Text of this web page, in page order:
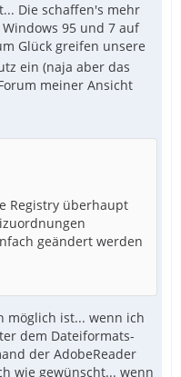
Die schaffen's mehr
95 und 7 auf
Glück greifen unsere
ein (naja aber das
meiner Ansicht
Registry überhaupt
geändert werden
möglich ist... wenn ich
dem Dateiformats-
der AdobeReader
wie gewünscht... wenn